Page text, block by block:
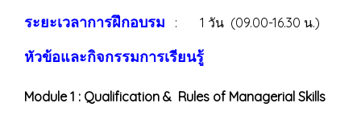
ระยะเวลาการฝึกอบรม : 1 วัน (09.00-16.30 น.)
หัวข้อและกิจกรรมการเรียนรู้
Module 1 : Qualification & Rules of Managerial Skills